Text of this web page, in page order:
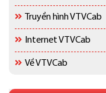
Truyền hình VTVCab
Internet VTVCab
Về VTVCab